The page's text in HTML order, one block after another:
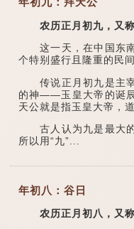
农历正月初九，又称
这一天，在中国东南
个特别盛行且隆重的民
传说正月初九是主宰
的神——玉皇大帝的诞
天公就是指玉皇大帝，
古人认为九是最大的
所以用“九”...
年初八：谷日
农历正月初八，又称